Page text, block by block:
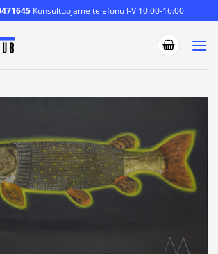
Konsultuojame telefonu I-V 10:00-16:00